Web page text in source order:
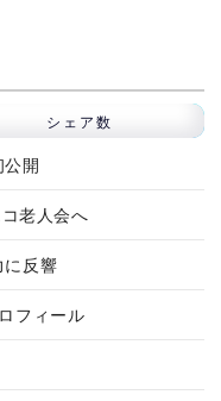
シェア数
開
老人会へ
に反響
フィール